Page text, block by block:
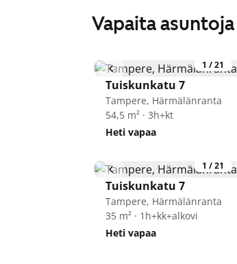
Vapaita
1 /21
Tuiskunkatu 7
Tampere, Härmälänranta
54,5 m² · 3h+kt
Heti vapaa
1 /21
Tuiskunkatu 7
Tampere, Härmälänranta
35 m² · 1h+kk+alkovi
Heti vapaa